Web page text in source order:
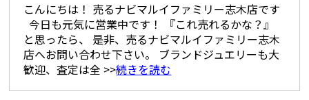
こんにちは！ 売るナビマルイファミリー志木店です
今日も元気に営業中です！ 『これ売れるかな？』
と思ったら、 是非、売るナビマルイファミリー志木
店へお問い合わせ下さい。 ブランドジュエリーも大
歓迎、査定は全 >>続きを読む